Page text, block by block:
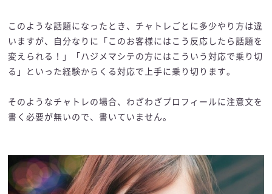
このような話題になったとき、チャトレごとに多少やり方は違
いますが、自分なりに「このお客様にはこう反応したら話題を
変えられる！」「ハジメマシテの方にはこういう対応で乗り切
る」といった経験からくる対応で上手に乗り切ります。
そのようなチャトレの場合、わざわざプロフィールに注意文を
書く必要が無いので、書いていません。